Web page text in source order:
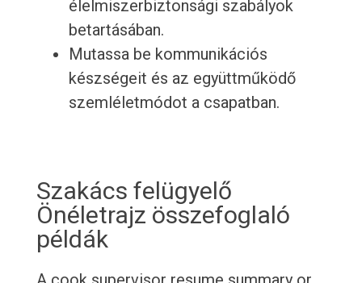
élelmiszerbiztonsági szabályok
betartásában.
Mutassa be kommunikációs
készségeit és az együttműködő
szemléletmódot a csapatban.
Szakács felügyelő
Önéletrajz összefoglaló
példák